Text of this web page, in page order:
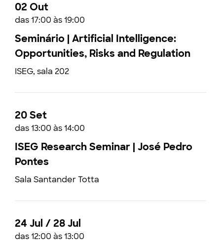
02 Out
das 17:00 às 19:00
Seminário | Artificial Intelligence:
Opportunities, Risks and Regulation
ISEG, sala 202
20 Set
das 13:00 às 14:00
ISEG Research Seminar | José Pedro
Pontes
Sala Santander Totta
24 Jul / 28 Jul
das 12:00 às 13:00